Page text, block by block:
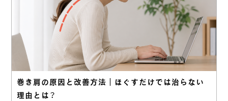
巻き肩の原因と改善方法｜ほぐすだけでは治らない
理由とは？